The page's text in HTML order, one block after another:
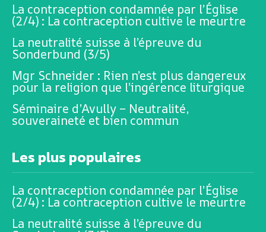
La contraception condamnée par l’Église
(2/4) : La contraception cultive le meurtre
La neutralité suisse à l’épreuve du
Sonderbund (3/5)
Mgr Schneider : Rien n’est plus dangereux
pour la religion que l’ingérence liturgique
Séminaire d’Avully – Neutralité,
souveraineté et bien commun
Les plus populaires
La contraception condamnée par l’Église
(2/4) : La contraception cultive le meurtre
La neutralité suisse à l’épreuve du